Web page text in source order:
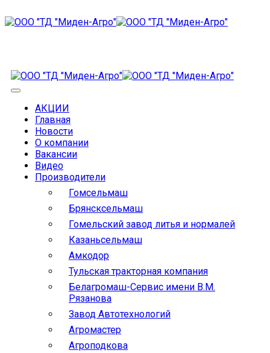
АКЦИИ
Главная
Новости
О компании
Вакансии
Видео
Производители
Гомсельмаш
Брянсксельмаш
Гомельский завод литья и нормалей
Казаньсельмаш
Амкодор
Тульская тракторная компания
Белагромаш-Сервис имени В.М.
Рязанова
Завод Автотехнологий
Агромастер
Агроподкова